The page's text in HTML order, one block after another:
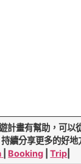
計畫有幫助，可以
續分享更多的好地
Booking |Trip